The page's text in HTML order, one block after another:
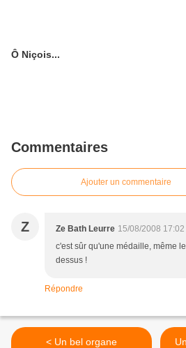
Ô Niçois...
Commentaires
Ajouter un commentaire
Z Ze Bath Leurre 15/08/2008 17:02
c'est sûr qu'une médaille, même
dessus !
Répondre
< Un bel organe